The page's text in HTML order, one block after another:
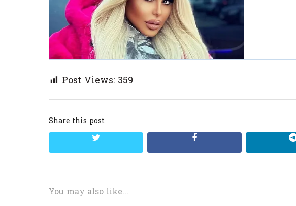
Post Views: 359
Share this post
twitter facebook
You may also like...